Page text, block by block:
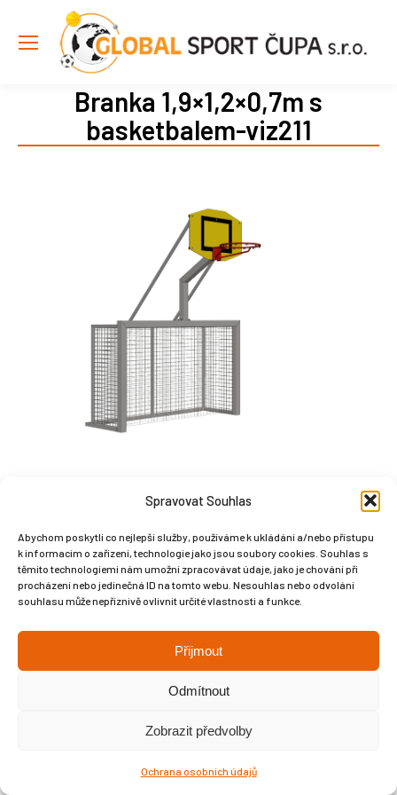
Spravovat Souhlas
Abychom poskytli co nejlepší služby, používáme k ukládání a/nebo přístupu
k informacím o zařízení, technologie jako jsou soubory cookies. Souhlas s
těmito technologiemi nám umožní zpracovávat údaje, jako je chování při
procházení nebo jedinečná ID na tomto webu. Nesouhlas nebo odvolání
souhlasu může nepříznivě ovlivnit určité vlastnosti a funkce.
Přijmout
Odmítnout
Zobrazit předvolby
Ochrana osobních údajů
Branka 1,9×1,2×0,7m s
basketbalem-viz211
Copyright © Weiron Dynamics, s.r.o. |Tvorba webových stráneka
SEO